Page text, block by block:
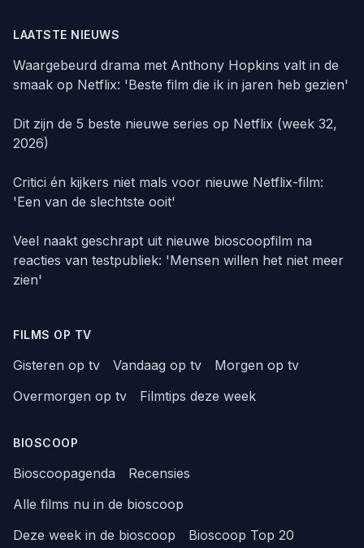
LAATSTE NIEUWS
Waargebeurd drama met Anthony Hopkins valt in de
smaak op Netflix: 'Beste film die ik in jaren heb gezien'
Dit zijn de 5 beste nieuwe series op Netflix (week 32,
2026)
Critici én kijkers niet mals voor nieuwe Netflix-film:
'Een van de slechtste ooit'
Veel naakt geschrapt uit nieuwe bioscoopfilm na
reacties van testpubliek: 'Mensen willen het niet meer
zien'
FILMS OP TV
Gisteren op tv Vandaag op tv
Morgen op tv
Overmorgen op tv
Filmtips deze week
BIOSCOOP
Bioscoopagenda
Recensies
Alle films nu in de bioscoop
Deze week in de bioscoop
Bioscoop Top 20